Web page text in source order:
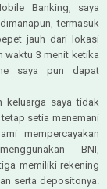
Banking, saya
termasuk
jauh dari lokasi
waktu 3 menit ketika
saya pun dapat
keluarga saya tidak
setia menemani
mempercayakan
BNI,
memiliki rekening
serta depositonya.